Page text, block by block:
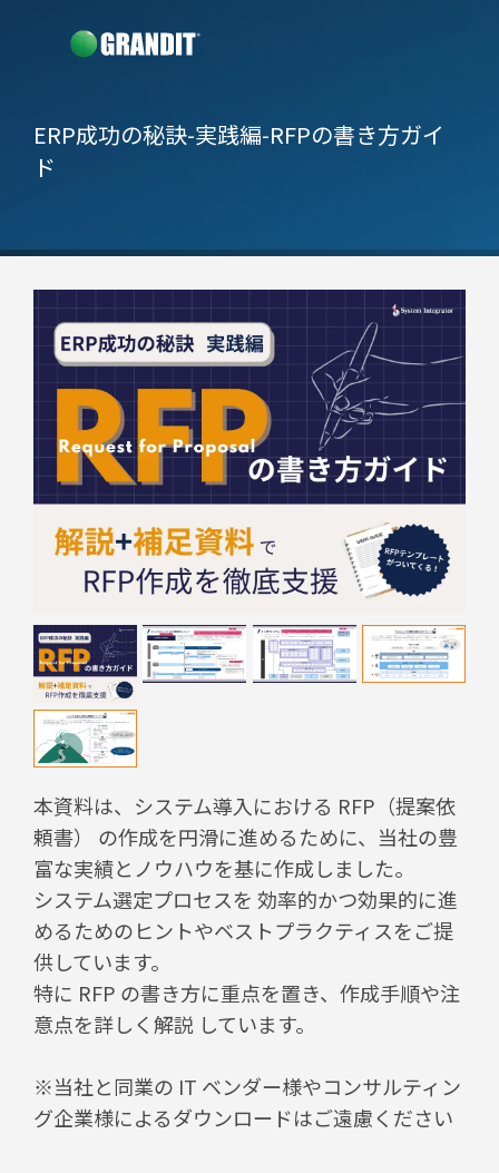
ERP成功の秘訣-実践編-RFPの書き方ガイ
ド
本資料は、システム導入における RFP（提案依
頼書） の作成を円滑に進めるために、当社の豊
富な実績とノウハウを基に作成しました。
システム選定プロセスを 効率的かつ効果的に進
めるためのヒントやベストプラクティスをご提
供しています。
特に RFP の書き方に重点を置き、作成手順や注
意点を詳しく解説 しています。
※当社と同業の IT ベンダー様やコンサルティン
グ企業様によるダウンロードはご遠慮ください